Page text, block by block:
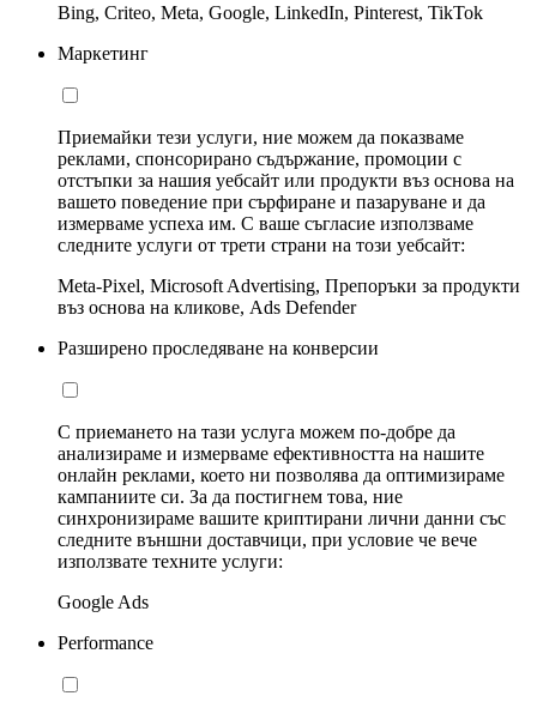
Bing, Criteo, Meta, Google, LinkedIn, Pinterest, TikTok
Маркетинг
Приемайки тези услуги, ние можем да показваме
реклами, спонсорирано съдържание, промоции с
отстъпки за нашия уебсайт или продукти въз основа на
вашето поведение при сърфиране и пазаруване и да
измерваме успеха им. С ваше съгласие използваме
следните услуги от трети страни на този уебсайт:
Meta-Pixel, Microsoft Advertising, Препоръки за продукти
въз основа на кликове, Ads Defender
Разширено проследяване на конверсии
С приемането на тази услуга можем по-добре да
анализираме и измерваме ефективността на нашите
онлайн реклами, което ни позволява да оптимизираме
кампаниите си. За да постигнем това, ние
синхронизираме вашите криптирани лични данни със
следните външни доставчици, при условие че вече
използвате техните услуги:
Google Ads
Performance